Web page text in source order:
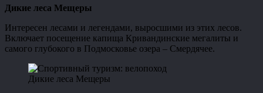
Дикие леса Мещеры
Интересен лесами и легендами, выросшими из этих лесов.
Включает посещение капища Кривандинские мегалиты и
самого глубокого в Подмосковье озера – Смердячее.
Дикие леса Мещеры